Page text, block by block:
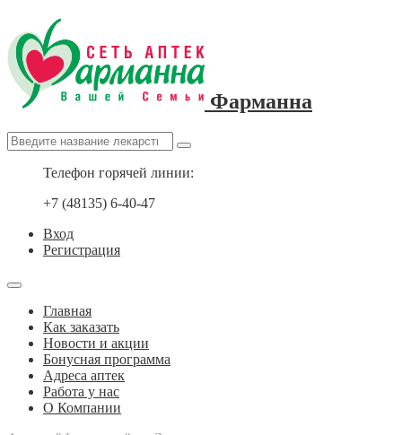
Фарманна
Телефон горячей линии:
+7 (48135) 6-40-47
Вход
Регистрация
Главная
Как заказать
Новости и акции
Бонусная программа
Адреса аптек
Работа у нас
О Компании